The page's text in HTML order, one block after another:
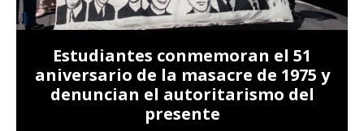
Estudiantes conmemoran el 51
aniversario de la masacre de 1975 y
denuncian el autoritarismo del
presente